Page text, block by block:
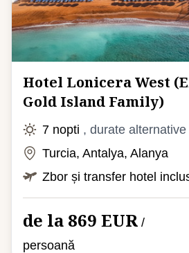
Hotel Lonicera West
Gold Island Family)
7 nopti , durate
Turcia, Antalya, Alanya
Zbor și transfer hotel
de la 869 EUR /
persoană